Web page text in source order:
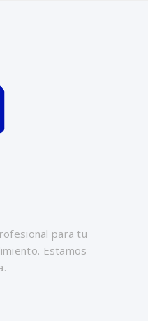
para tu
Estamos